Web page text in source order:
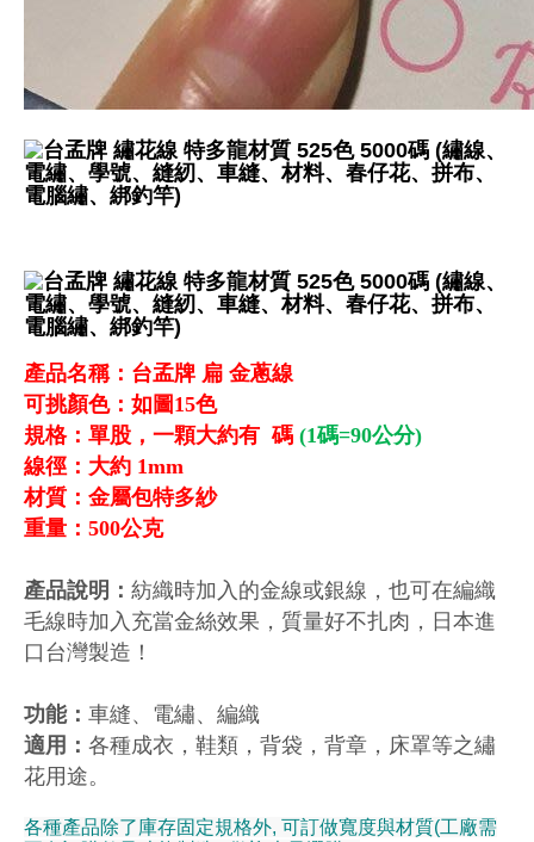
產品名稱：台孟牌 扁 金蔥線
可挑顏色：如圖15色
規格：單股，一顆大約有 碼 (1碼=90公分)
線徑：大約 1mm
材質：金屬包特多紗
重量：500公克
產品說明： 紡織時加入的金線或銀線，也可在編織
毛線時加入充當金絲效果，質量好不扎肉，日本進
口台灣製造！
功能： 車縫、電繡、編織
適用： 各種成衣，鞋類，背袋，背章，床罩等之繡
花用途。
各種產品除了庫存固定規格外, 可訂做寬度與材質(工廠需